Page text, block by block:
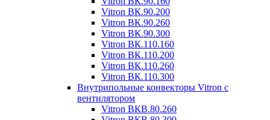
Vitron ВК.90.200
Vitron ВК.90.260
Vitron ВК.90.300
Vitron ВК.110.160
Vitron ВК.110.200
Vitron ВК.110.260
Vitron ВК.110.300
Внутрипольные конвекторы Vitron с
вентилятором
Vitron ВКВ.80.260